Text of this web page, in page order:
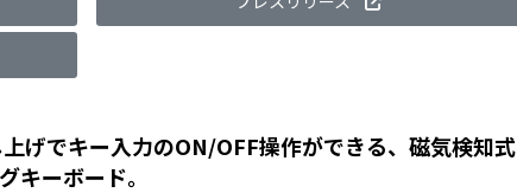
げでキー入力のON/OFF操作ができる、磁気検知式
キーボード。